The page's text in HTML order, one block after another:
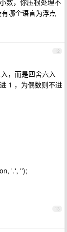
数，你压根处理不
哪个语言为浮点
12
，而是四舍六入
1 ，为偶数则不进
'.', '');
13